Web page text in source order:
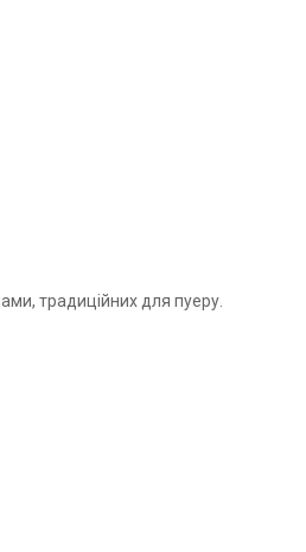
традиційних для пуеру